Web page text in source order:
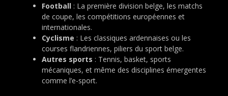
Football : La première division belge, les matchs
de coupe, les compétitions européennes et
internationales.
Cyclisme : Les classiques ardennaises ou les
courses flandriennes, piliers du sport belge.
Autres sports : Tennis, basket, sports
mécaniques, et même des disciplines émergentes
comme l’e-sport.